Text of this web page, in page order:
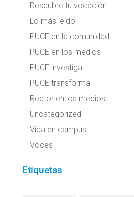
Descubre tu vocación
Lo más leído
PUCE en la comunidad
PUCE en los medios
PUCE investiga
PUCE transforma
Rector en los medios
Uncategorized
Vida en campus
Voces
Etiquetas